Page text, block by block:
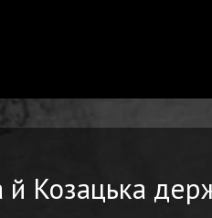
й Козацька